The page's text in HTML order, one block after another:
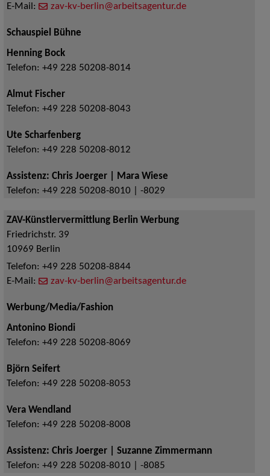
E-Mail:
zav-kv-berlin@arbeitsagentur.de
Schauspiel Bühne
Henning Bock
Telefon: +49 228 50208-8014
Almut Fischer
Telefon: +49 228 50208-8043
Ute Scharfenberg
Telefon: +49 228 50208-8012
Assistenz: Chris Joerger | Mara Wiese
Telefon: +49 228 50208-8010 | -8029
ZAV-Künstlervermittlung Berlin Werbung
Friedrichstr. 39
10969 Berlin
Telefon: +49 228 50208-8844
E-Mail:
zav-kv-berlin@arbeitsagentur.de
Werbung/Media/Fashion
Antonino Biondi
Telefon: +49 228 50208-8069
Björn Seifert
Telefon: +49 228 50208-8053
Vera Wendland
Telefon: +49 228 50208-8008
Assistenz: Chris Joerger | Suzanne Zimmermann
Telefon: +49 228 50208-8010 | -8085